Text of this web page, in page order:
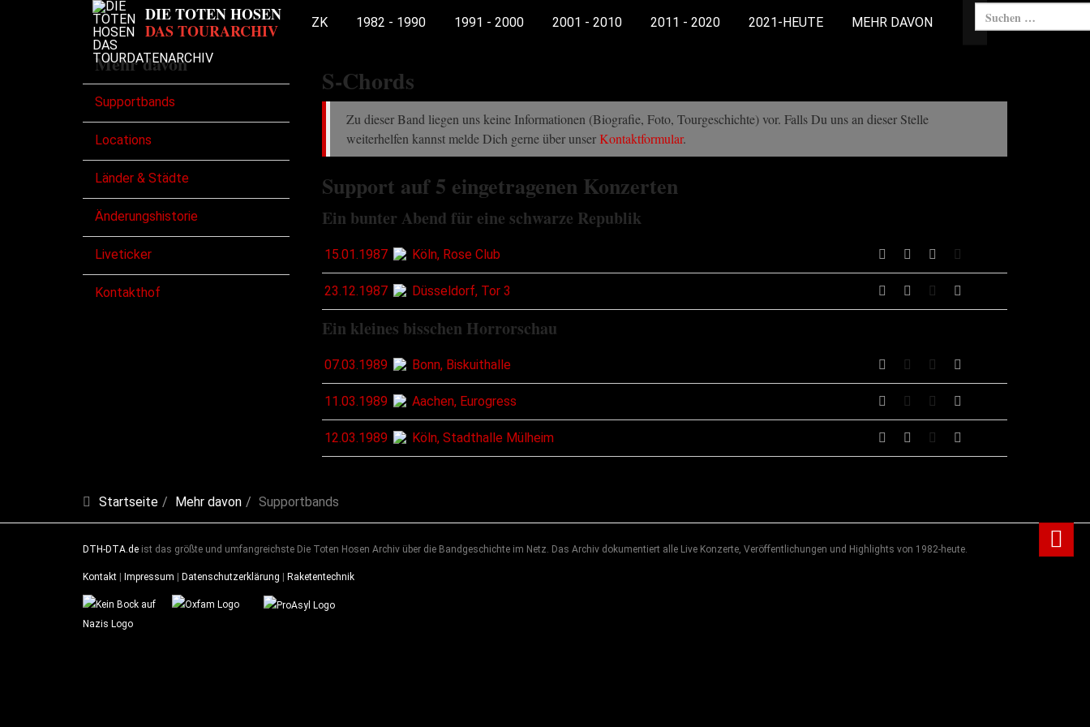
ZK 1982 - 1990 1991 - 2000 2001 - 2010 2011 - 2020 2021-HEUTE MEHR DAVON
S-Chords
Zu dieser Band liegen uns keine Informationen (Biografie, Foto, Tourgeschichte) vor. Falls Du uns an dieser Stelle
weiterhelfen kannst melde Dich gerne über unser Kontaktformular.
Support auf 5 eingetragenen Konzerten
Ein bunter Abend für eine schwarze Republik
15.01.1987 Köln, Rose Club
23.12.1987 Düsseldorf, Tor 3
Ein kleines bisschen Horrorschau
07.03.1989 Bonn, Biskuithalle
11.03.1989 Aachen, Eurogress
12.03.1989 Köln, Stadthalle Mülheim
Mehr davon
Supportbands
Locations
Länder & Städte
Änderungshistorie
Liveticker
Kontakthof
Startseite Mehr davon Supportbands
DTH-DTA.de ist das größte und umfangreichste Die Toten Hosen Archiv über die Bandgeschichte im Netz. Das Archiv dokumentiert alle Live Konzerte, Veröffentlichungen und Highlights von 1982-heute.
Kontakt Impressum Datenschutzerklärung Raketentechnik